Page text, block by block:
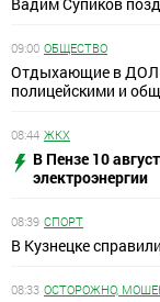
09:00 ОБЩЕСТВО
Отдыхающие в ДОЛ
полицейскими и
08:44 ЖКХ
В Пензе 10
электроэнергии
08:39 СПОРТ
В Кузнецке
08:33 ОСТОРОЖНО,